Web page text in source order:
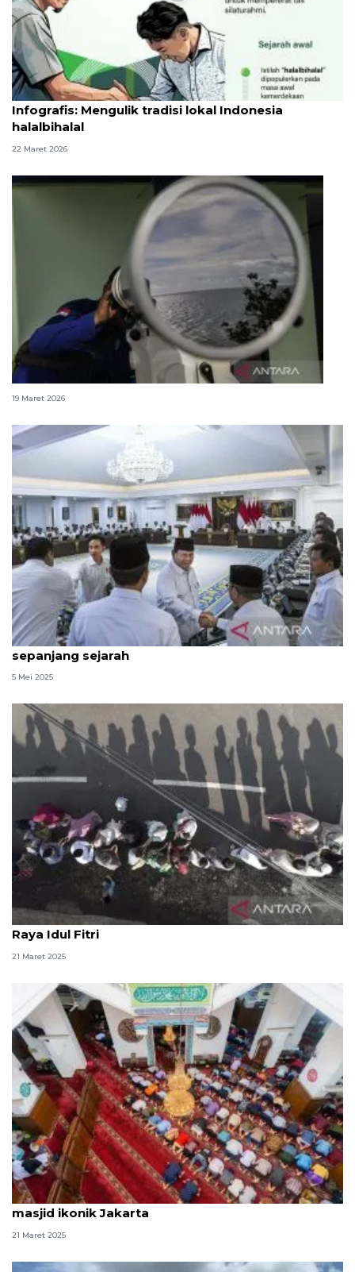
Infografik
Infografis: Mengulik tradisi lokal Indonesia
halalbihalal
22 Maret 2026
Sidang Isbat, sejarah singkat hingga mekanisme
19 Maret 2026
Prabowo: Mudik Lebaran tahun ini terbaik
sepanjang sejarah
5 Mei 2025
Asal-usul ucapan "minal aidin wal faizin" di Hari
Raya Idul Fitri
21 Maret 2025
AQUA ajak warga mengingat sejarah dan arsitektur
masjid ikonik Jakarta
21 Maret 2025